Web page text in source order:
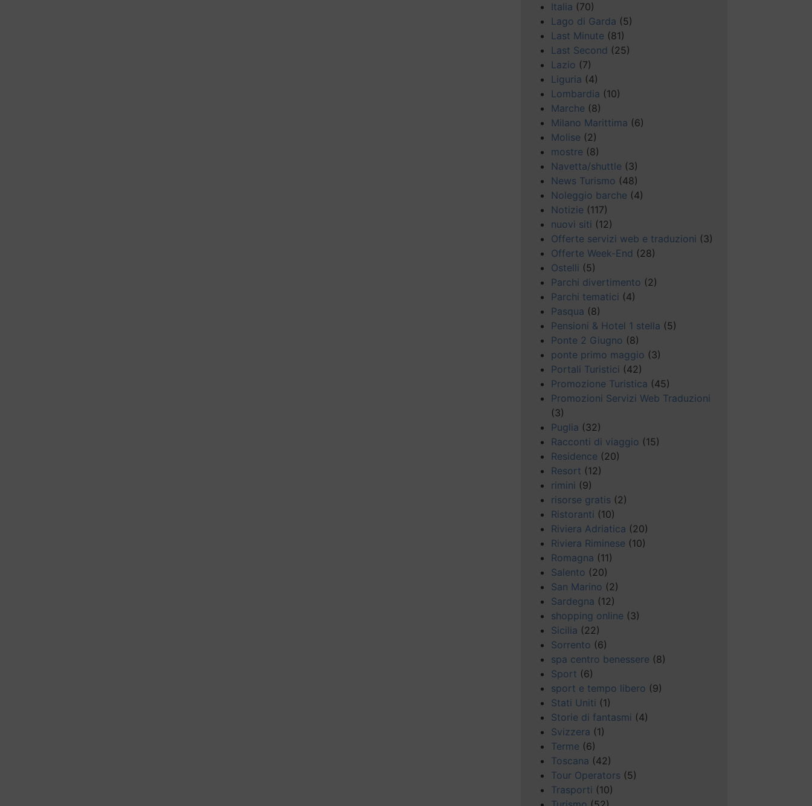
Italia (70)
Lago di Garda (5)
Last Minute (81)
Last Second (25)
Lazio (7)
Liguria (4)
Lombardia (10)
Marche (8)
Milano Marittima (6)
Molise (2)
mostre (8)
Navetta/shuttle (3)
News Turismo (48)
Noleggio barche (4)
Notizie (117)
nuovi siti (12)
Offerte servizi web e traduzioni (3)
Offerte Week-End (28)
Ostelli (5)
Parchi divertimento (2)
Parchi tematici (4)
Pasqua (8)
Pensioni & Hotel 1 stella (5)
Ponte 2 Giugno (8)
ponte primo maggio (3)
Portali Turistici (42)
Promozione Turistica (45)
Promozioni Servizi Web Traduzioni
(3)
Puglia (32)
Racconti di viaggio (15)
Residence (20)
Resort (12)
rimini (9)
risorse gratis (2)
Ristoranti (10)
Riviera Adriatica (20)
Riviera Riminese (10)
Romagna (11)
Salento (20)
San Marino (2)
Sardegna (12)
shopping online (3)
Sicilia (22)
Sorrento (6)
spa centro benessere (8)
Sport (6)
sport e tempo libero (9)
Stati Uniti (1)
Storie di fantasmi (4)
Svizzera (1)
Terme (6)
Toscana (42)
Tour Operators (5)
Trasporti (10)